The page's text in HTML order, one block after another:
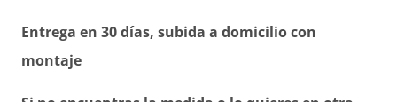
Entrega en 30 días, subida a domicilio con
montaje